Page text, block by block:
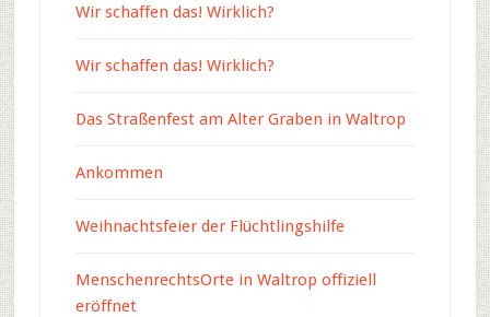
Wir schaffen das! Wirklich?
Wir schaffen das! Wirklich?
Das Straßenfest am Alter Graben in Waltrop
Ankommen
Weihnachtsfeier der Flüchtlingshilfe
MenschenrechtsOrte in Waltrop offiziell
eröffnet